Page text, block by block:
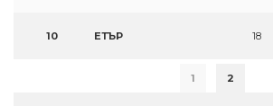
10 ЕТЪР 18
1 2